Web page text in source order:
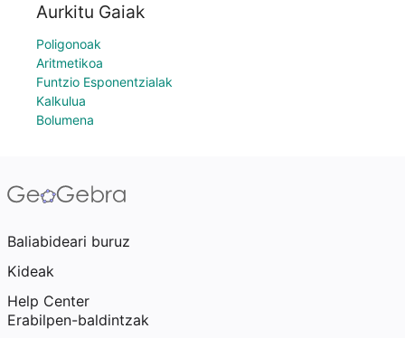
Aurkitu Gaiak
Poligonoak
Aritmetikoa
Funtzio Esponentzialak
Kalkulua
Bolumena
Baliabideari buruz
Kideak
Help Center
Erabilpen-baldintzak